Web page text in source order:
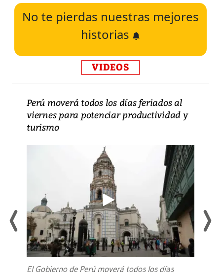
No te pierdas nuestras mejores
historias
VIDEOS
Perú moverá todos los días feriados al
viernes para potenciar productividad y
turismo
El Gobierno de Perú moverá todos los días